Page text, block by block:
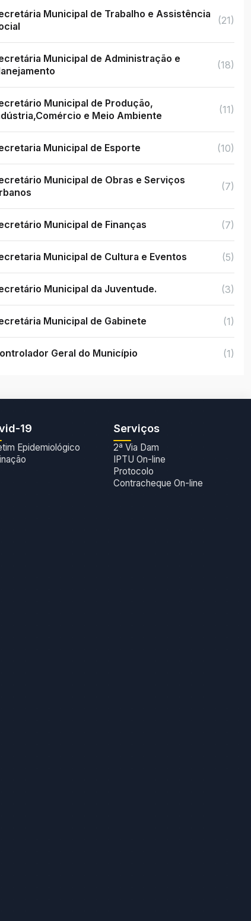
Municipal de Trabalho e Assistência
(21)
Municipal de Administração e
(18)
Municipal de Produção,
e Meio Ambiente
(11)
Municipal de Esporte (10)
Municipal de Obras e Serviços
(7)
Municipal de Finanças (7)
Municipal de Cultura e Eventos (5)
Municipal da Juventude. (3)
Municipal de Gabinete (1)
Geral do Município (1)
19
Epidemiológico
Serviços
2ª Via Dam
IPTU On-line
Protocolo
Contracheque On-line